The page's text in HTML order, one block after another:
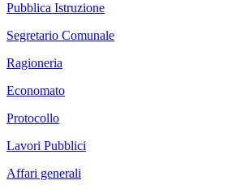
Pubblica Istruzione
Segretario Comunale
Ragioneria
Economato
Protocollo
Lavori Pubblici
Affari generali